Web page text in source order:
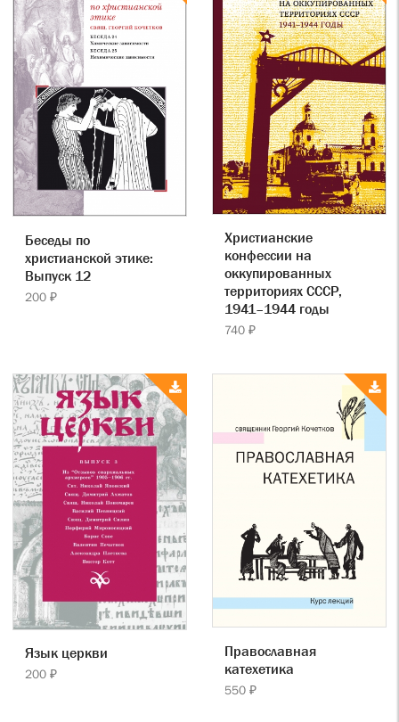
Беседы по
христианской этике:
Выпуск 12
200 ₽
Христианские
конфессии на
оккупированных
территориях СССР,
1941–1944 годы
740 ₽
Язык церкви
200 ₽
Православная
катехетика
550 ₽